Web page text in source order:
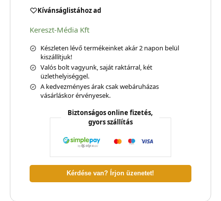
Kívánságlistához ad
Kereszt-Média Kft
Készleten lévő termékeinket akár 2 napon belül
kiszállítjuk!
Valós bolt vagyunk, saját raktárral, két
üzlethelyiséggel.
A kedvezményes árak csak webáruházas
vásárláskor érvényesek.
Biztonságos online fizetés,
gyors szállítás
Kérdése van? Írjon üzenetet!